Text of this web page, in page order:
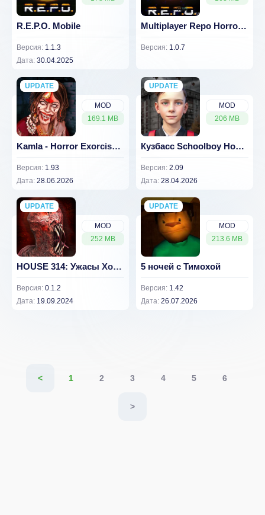
R.E.P.O. Mobile
Версия: 1.1.3
Дата: 30.04.2025
Multiplayer Repo Horror Game
Версия: 1.0.7
MOD
169.1 MB
UPDATE
NEW
Kamla - Horror Exorcism Escape
Версия: 1.93
Дата: 28.06.2026
MOD
206 MB
UPDATE
NEW
Кузбасс Schoolboy Home Runaway
Версия: 2.09
Дата: 28.04.2026
MOD
252 MB
UPDATE
NEW
HOUSE 314: Ужасы Хоррор Шутер
Версия: 0.1.2
Дата: 19.09.2024
MOD
213.6 MB
UPDATE
NEW
5 ночей с Тимохой
Версия: 1.42
Дата: 26.07.2026
< 1 2 3 4 5 6
>